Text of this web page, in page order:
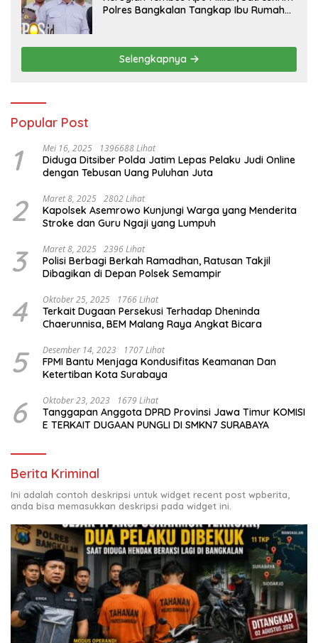
Polres Bangkalan Tangkap Ibu Rumah
Selengkapnya
Popular Post
1 Mei 16, 2025 1396688 Lihat
Diduga Ditsiber Polda Jatim Lepas Pelaku Judi Online
dengan Tebusan Uang Puluhan Juta
2 Maret 8, 2025 2802 Lihat
Kapolsek Asemrowo Kunjungi Warga yang Menderita
Stroke dan Guru Ngaji yang Lumpuh
3 Maret 8, 2025 2396 Lihat
Polisi Berbagi Berkah Ramadhan, Ratusan Takjil
Dibagikan di Depan Polsek Semampir
4 Oktober 25, 2025 1766 Lihat
Terkait Dugaan Persekusi Terhadap Dheninda
Chaerunnisa, BEM Malang Raya Angkat Bicara
5 Desember 14, 2023 1707 Lihat
FPMI Bantu Menjaga Kondusifitas Keamanan Dan
Ketertiban Kota Surabaya
6 Oktober 23, 2023 1679 Lihat
Tanggapan Anggota DPRD Provinsi Jawa Timur KOMISI
E TERKAIT DUGAAN PUNGLI DI SMKN7 SURABAYA
Berita Kriminal
Ini adalah contoh deskripsi untuk widget recent post wpberita,
anda bisa memasukkan deskripsi pada widget ini.